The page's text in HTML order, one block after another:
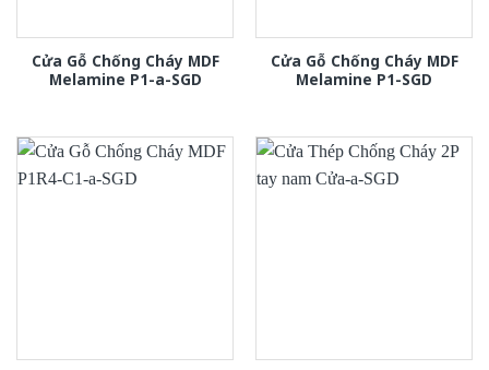
Cửa Gỗ Chống Cháy MDF
Melamine P1-a-SGD
Cửa Gỗ Chống Cháy MDF
Melamine P1-SGD